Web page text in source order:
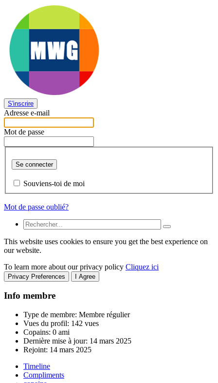
S'inscrire
Adresse e-mail
Mot de passe
Se connecter
Souviens-toi de moi
Mot de passe oublié?
This website uses cookies to ensure you get the best experience on
our website.
To learn more about our privacy policy Cliquez ici
Privacy Preferences I Agree
Info membre
Type de membre: Membre régulier
Vues du profil: 142 vues
Copains: 0 ami
Dernière mise à jour: 14 mars 2025
Rejoint: 14 mars 2025
Timeline
Compliments